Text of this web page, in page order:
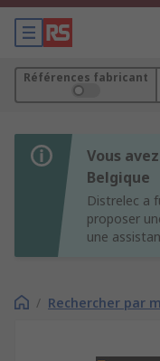
Références fabricant
Vous
Belgique
Distrelec a
proposer
une
/ Rechercher par